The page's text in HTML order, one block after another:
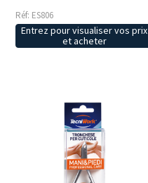
Réf: ES806
Entrez pour visualiser vos prix
et acheter